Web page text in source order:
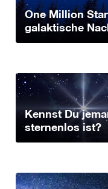
One Million
galaktische
Kennst Du
sternenlos ist?